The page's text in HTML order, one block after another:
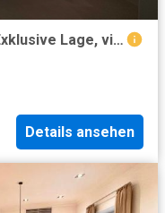
Ihr Stadthaus in Altstadtlage – Exklusive Lage, vielseitige Nutzung
Details ansehen